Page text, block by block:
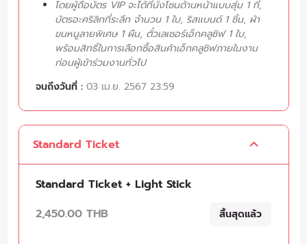
โดยผู้ถือบัตร VIP จะได้ที่นั่งโซนด้านหน้าแบบสุ่ม 1 ที่,
บัตรอะคริลิกที่ระลึก จำนวน 1 ใบ, ริสแบนด์ 1 ชิ้น, ผ้า
ขนหนูลายพิเศษ 1 ผืน, ตั๋วเลเซอร์เอ็กคลูซิฟ 1 ใบ,
พร้อมสิทธิ์ในการเลือกซื้อสินค้าเอ็กคลูซิฟภายในงาน
ก่อนผู้เข้าร่วมงานทั่วไป
จนถึงวันที่ : 03 เม.ย. 2567 23:59
Standard Ticket
Standard Ticket + Light Stick
2,450.00 THB
สิ้นสุดแล้ว